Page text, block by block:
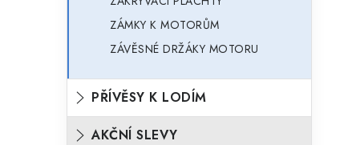
ZÁMKY K MOTORŮM
ZÁVĚSNÉ DRŽÁKY MOTORU
PŘÍVĚSY K LODÍM
AKČNÍ SLEVY